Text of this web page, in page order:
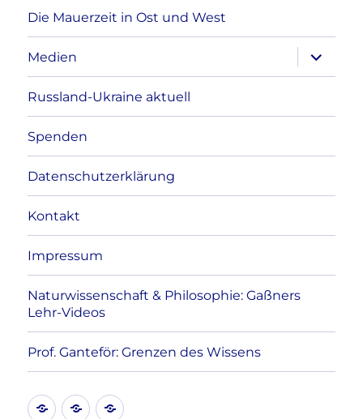
Die Mauerzeit in Ost und West
Medien
anzeigen
Russland-Ukraine aktuell
Spenden
Datenschutzerklärung
Kontakt
Impressum
Naturwissenschaft & Philosophie: Gaßners
Lehr-Videos
Prof. Ganteför: Grenzen des Wissens
KontaktDatenschutzerklärung
Impressum